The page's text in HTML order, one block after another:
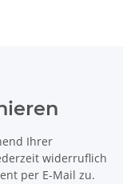
Ihrer
widerruflich
per E-Mail zu.